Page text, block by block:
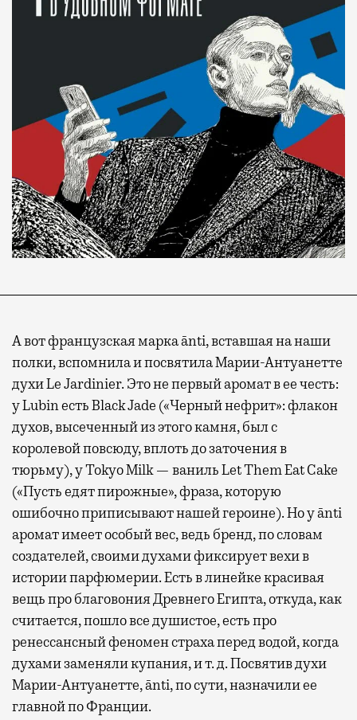
А вот французская марка ānti, вставшая на наши
полки, вспомнила и посвятила Марии-Антуанетте
духи Le Jardinier. Это не первый аромат в ее честь:
у Lubin есть Black Jade («Черный нефрит»: флакон
духов, высеченный из этого камня, был с
королевой повсюду, вплоть до заточения в
тюрьму), у Tokyo Milk — ваниль Let Them Eat Cake
(«Пусть едят пирожные», фраза, которую
ошибочно приписывают нашей героине). Но у ānti
аромат имеет особый вес, ведь бренд, по словам
создателей, своими духами фиксирует вехи в
истории парфюмерии. Есть в линейке красивая
вещь про благовония Древнего Египта, откуда, как
считается, пошло все душистое, есть про
ренессансный феномен страха перед водой, когда
духами заменяли купания, и т. д. Посвятив духи
Марии-Антуанетте, ānti, по сути, назначили ее
главной по Франции.